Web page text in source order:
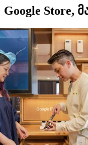
Google Store,